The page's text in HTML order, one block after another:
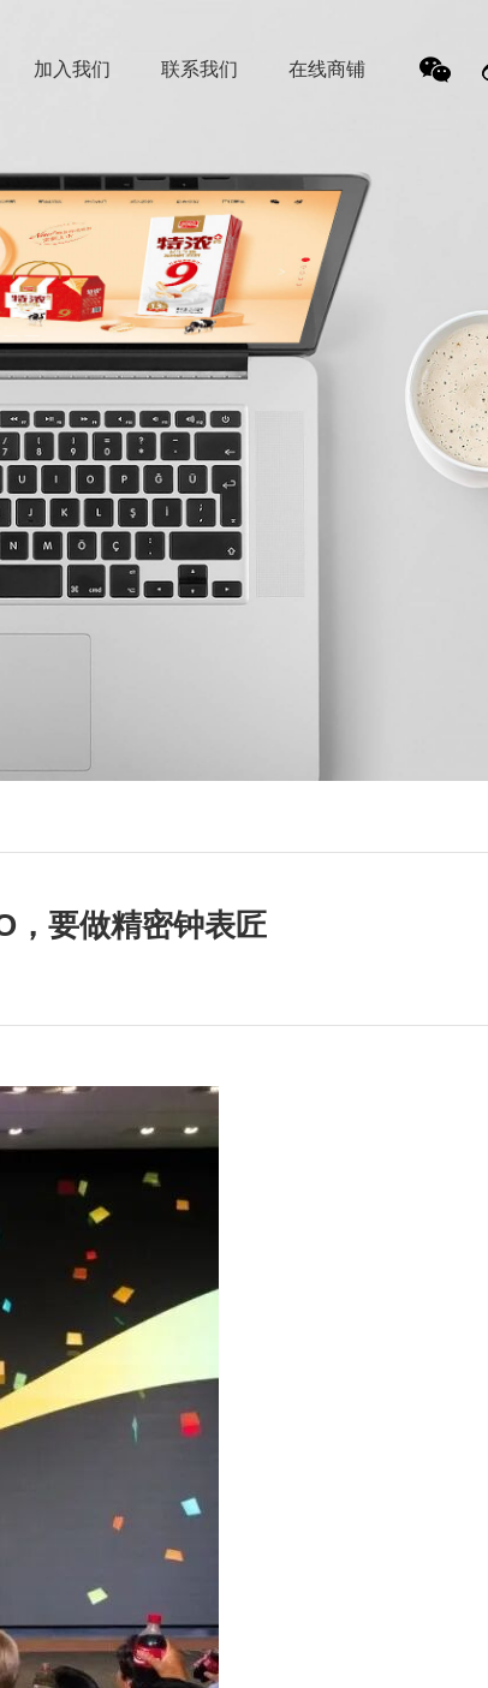
加入我们 联系我们 在线商铺
，要做精密钟表匠